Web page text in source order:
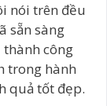
nói trên đều
sẵn sàng
công
trong hành
quả tốt đẹp.